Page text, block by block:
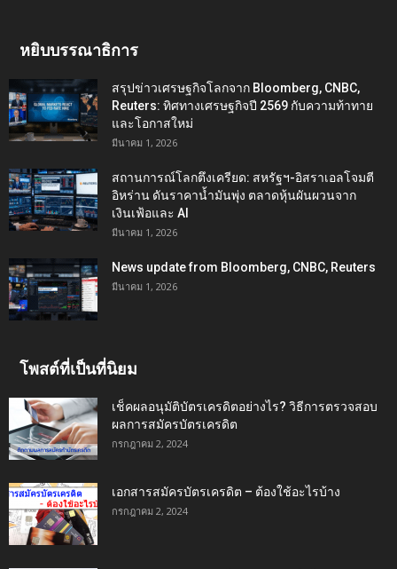
หยิบบรรณาธิการ
สรุปข่าวเศรษฐกิจโลกจาก Bloomberg, CNBC,
Reuters: ทิศทางเศรษฐกิจปี 2569 กับความท้าทาย
และโอกาสใหม่
มีนาคม 1, 2026
สถานการณ์โลกตึงเครียด: สหรัฐฯ-อิสราเอลโจมตี
อิหร่าน ดันราคาน้ำมันพุ่ง ตลาดหุ้นผันผวนจาก
เงินเฟ้อและ AI
มีนาคม 1, 2026
News update from Bloomberg, CNBC, Reuters
มีนาคม 1, 2026
โพสต์ที่เป็นที่นิยม
เช็คผลอนุมัติบัตรเครดิตอย่างไร? วิธีการตรวจสอบ
ผลการสมัครบัตรเครดิต
กรกฎาคม 2, 2024
เอกสารสมัครบัตรเครดิต – ต้องใช้อะไรบ้าง
กรกฎาคม 2, 2024